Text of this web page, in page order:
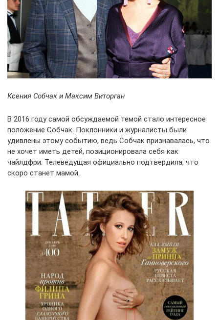
Ксения Собчак и Максим Виторган
В 2016 году самой обсуждаемой темой стало интересное
положение Собчак. Поклонники и журналисты были
удивлены этому событию, ведь Собчак признавалась, что
не хочет иметь детей, позиционировала себя как
чайлдфри. Телеведущая официально подтвердила, что
скоро станет мамой.